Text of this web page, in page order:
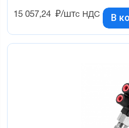
15 057,24 ₽/штс НДС В